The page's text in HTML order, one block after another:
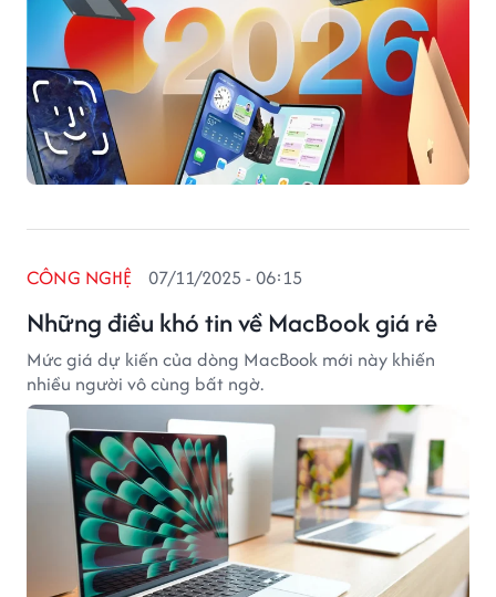
Những điều khó tin về MacBook giá rẻ
CÔNG NGHỆ 07/11/2025 - 06:15
Mức giá dự kiến của dòng MacBook mới này khiến
nhiều người vô cùng bất ngờ.